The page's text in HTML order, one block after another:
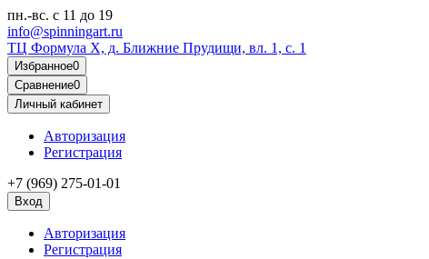
пн.-вс. с 11 до 19
info@spinningart.ru
ТЦ Формула X, д. Ближние Прудищи, вл. 1, с. 1
Избранное0
Сравнение0
Личный кабинет
Авторизация
Регистрация
+7 (969) 275-01-01
Вход
Авторизация
Регистрация